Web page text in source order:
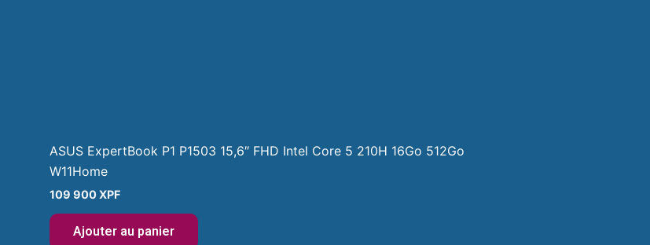
ASUS ExpertBook P1 P1503 15,6″ FHD Intel Core 5 210H 16Go 512Go
W11Home
109 900XPF
Ajouter au panier